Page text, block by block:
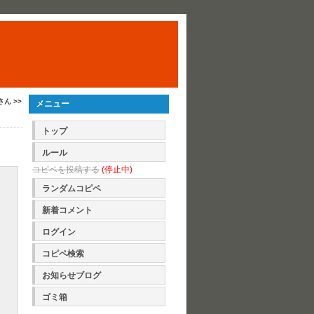
ん >> メニュー
トップ
ルール
コピペを投稿する (停止中)
ランダムコピペ
新着コメント
ログイン
コピペ検索
お知らせブログ
ゴミ箱